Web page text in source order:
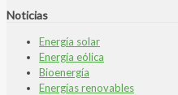
Noticias
Energía solar
Energía eólica
Bioenergía
Energías renovables